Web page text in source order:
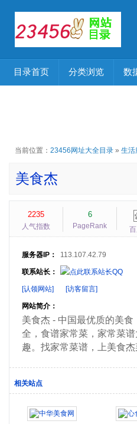
目录首页 分类浏览 数
当前位置： 23456网址大全目录 » 生活
美食杰
2235
人气指数
6
PageRank
服务器IP： 113.107.42.79
联系站长：
[认领网站] [访客留言]
网站简介：
美食杰 - 中国最优质的美
全，食谱家常菜，家常菜
趣。找家常菜谱，上美食杰
相关站点